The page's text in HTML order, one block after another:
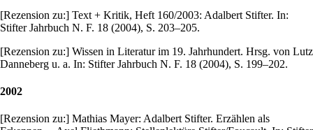
[Rezension zu:] Text + Kritik, Heft 160/2003: Adalbert Stifter. In:
Stifter Jahrbuch N. F. 18 (2004), S. 203–205.
[Rezension zu:] Wissen in Literatur im 19. Jahrhundert. Hrsg. von Lutz
Danneberg u. a. In: Stifter Jahrbuch N. F. 18 (2004), S. 199–202.
2002
[Rezension zu:] Mathias Mayer: Adalbert Stifter. Erzählen als